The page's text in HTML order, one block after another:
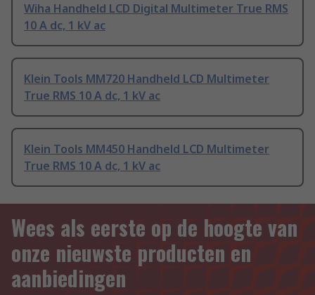
Wiha Handheld LCD Digital Multimeter True RMS
10 A dc, 1 kV ac
Klein Tools MM720 Handheld LCD Multimeter
True RMS 10 A dc, 1 kV ac
Klein Tools MM450 Handheld LCD Multimeter
True RMS 10 A dc, 1 kV ac
Wees als eerste op de hoogte van
onze nieuwste producten en
aanbiedingen